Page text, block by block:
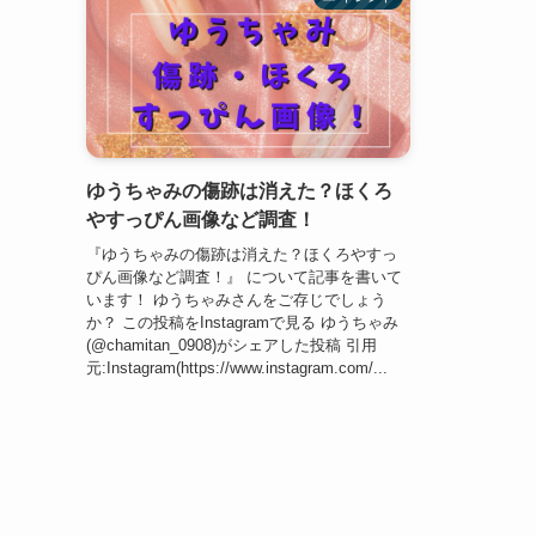
ゆうちゃみの傷跡は消えた？ほくろ
やすっぴん画像など調査！
『ゆうちゃみの傷跡は消えた？ほくろやすっ
ぴん画像など調査！』 について記事を書いて
います！ ゆうちゃみさんをご存じでしょう
か？ この投稿をInstagramで見る ゆうちゃみ
(@chamitan_0908)がシェアした投稿 引用
元:Instagram(https://www.instagram.com/...